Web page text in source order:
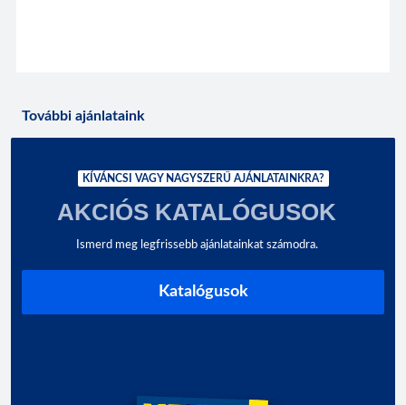
További ajánlataink
KÍVÁNCSI VAGY NAGYSZERŰ AJÁNLATAINKRA?
AKCIÓS KATALÓGUSOK
Ismerd meg legfrissebb ajánlatainkat számodra.
Katalógusok